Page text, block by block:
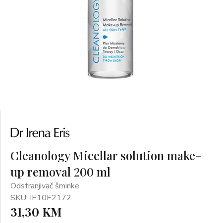
Cleanology Micellar solution make-
up removal 200 ml
Odstranjivač šminke
SKU: IE10E2172
31,30 KM